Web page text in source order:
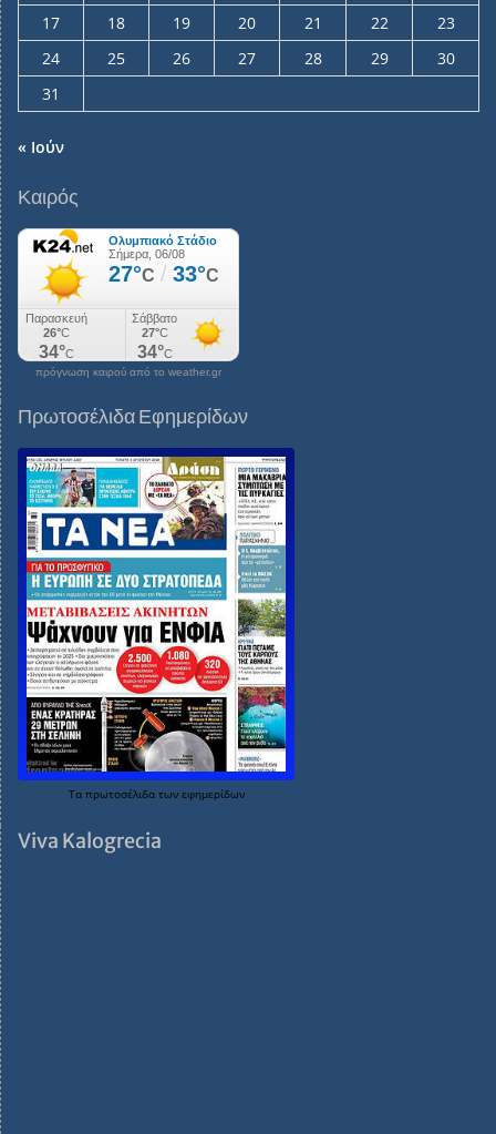
17
18 19 20 21 22
23
24
25 26 27 28 29
30
31
« Ιούν
Καιρός
πρόγνωση καιρού από το weather.gr
Πρωτοσέλιδα Εφημερίδων
Τα πρωτοσέλιδα των εφημερίδων
Viva Kalogrecia